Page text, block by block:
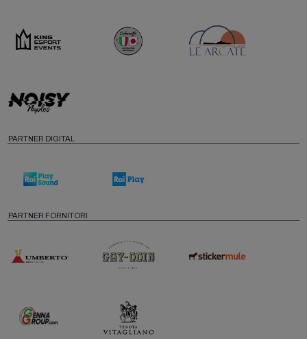
PARTNER DIGITAL
PARTNER FORNITORI